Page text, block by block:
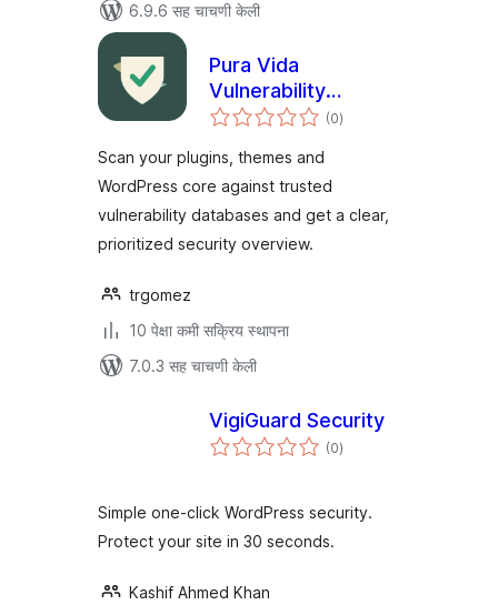
6.9.6 सह चाचणी केली
Pura Vida
Vulnerability
Scanner
(0एकूण
मूल्यांकन
)
Scan your plugins, themes and
WordPress core against trusted
vulnerability databases and get a clear,
prioritized security overview.
trgomez
10 पेक्षा कमी सक्रिय स्थापना
7.0.3 सह चाचणी केली
VigiGuard Security
(0एकूण
मूल्यांकन
)
Simple one-click WordPress security.
Protect your site in 30 seconds.
Kashif Ahmed Khan